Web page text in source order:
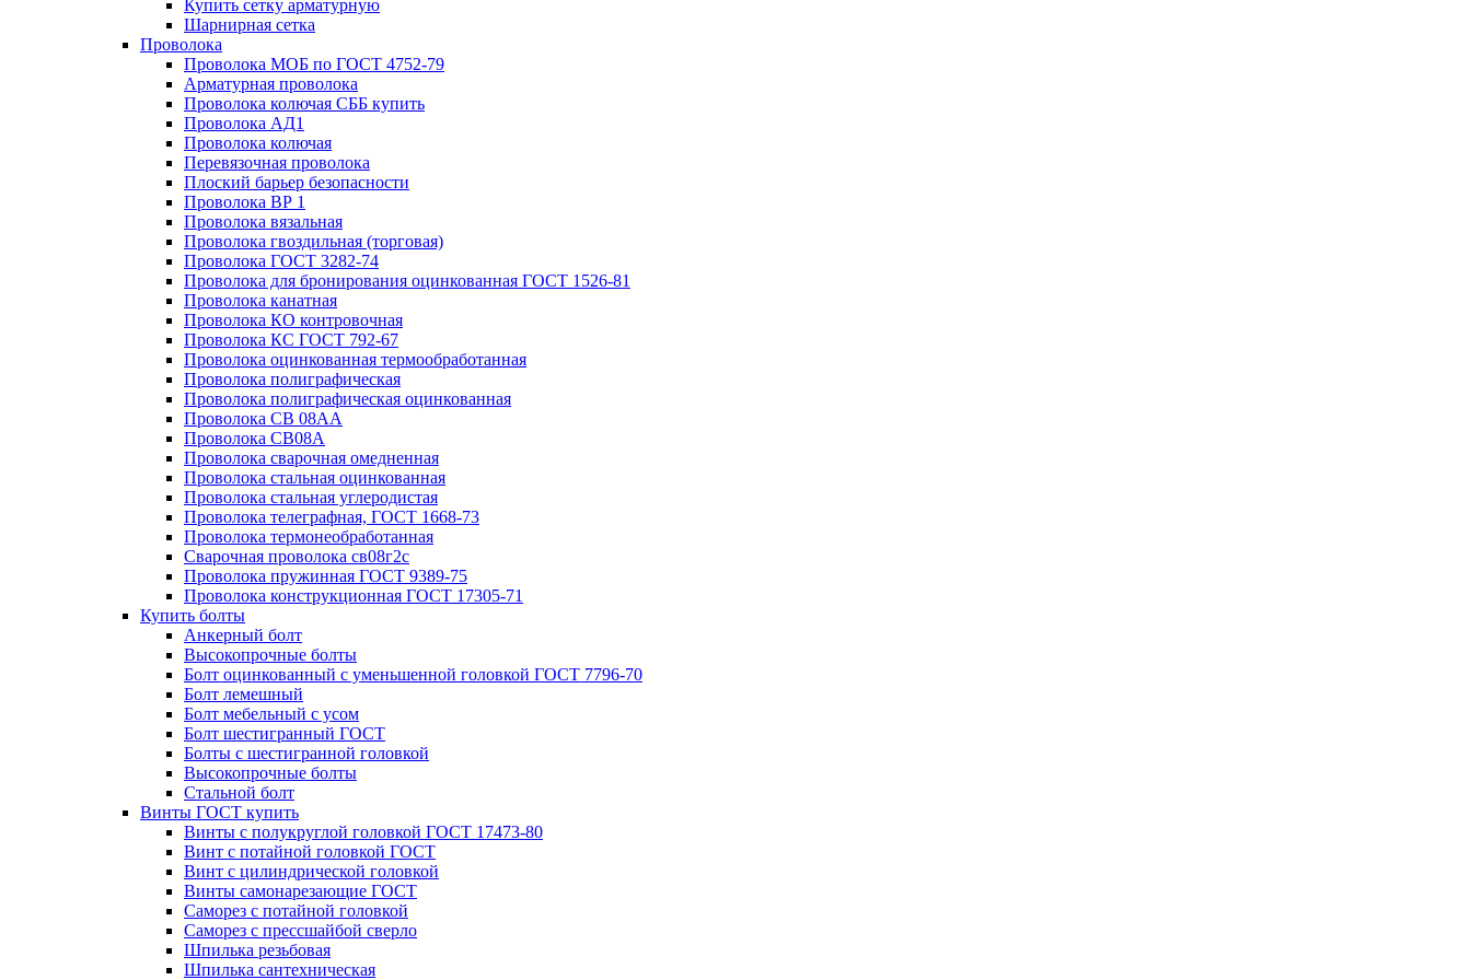
Купить сетку арматурную
Шарнирная сетка
Проволока
Проволока МОБ по ГОСТ 4752-79
Арматурная проволока
Проволока колючая СББ купить
Проволока АД1
Проволока колючая
Перевязочная проволока
Плоский барьер безопасности
Проволока ВР 1
Проволока вязальная
Проволока гвоздильная (торговая)
Проволока ГОСТ 3282-74
Проволока для бронирования оцинкованная ГОСТ 1526-81
Проволока канатная
Проволока КО контровочная
Проволока КС ГОСТ 792-67
Проволока оцинкованная термообработанная
Проволока полиграфическая
Проволока полиграфическая оцинкованная
Проволока СВ 08АА
Проволока СВ08А
Проволока сварочная омедненная
Проволока стальная оцинкованная
Проволока стальная углеродистая
Проволока телеграфная, ГОСТ 1668-73
Проволока термонеобработанная
Сварочная проволока св08г2с
Проволока пружинная ГОСТ 9389-75
Проволока конструкционная ГОСТ 17305-71
Купить болты
Анкерный болт
Высокопрочные болты
Болт оцинкованный с уменьшенной головкой ГОСТ 7796-70
Болт лемешный
Болт мебельный с усом
Болт шестигранный ГОСТ
Болты с шестигранной головкой
Высокопрочные болты
Стальной болт
Винты ГОСТ купить
Винты с полукруглой головкой ГОСТ 17473-80
Винт с потайной головкой ГОСТ
Винт с цилиндрической головкой
Винты самонарезающие ГОСТ
Саморез с потайной головкой
Саморез с прессшайбой сверло
Шпилька резьбовая
Шпилька сантехническая